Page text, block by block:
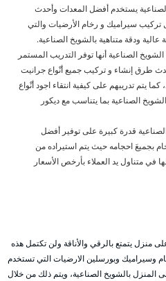
يستخدم أفضل المعدات وأحدث
تركيب سيراميك و رخام الأرضيات والتي
ودقة متناهية بالشويخ الصناعية.
الصناعية أنها توفر التدريب المستمر
طرق إنشاء و تركيب جميع أنْواع جرانيت
يتم تدريبهم على كيفية انتقاء اجود أنْواع
الصناعية بما يتناسب مع ديكور
قدرة كبيرة على توفير أفضل
بجميعَ احجامه حيث يتم استيراده من
في متناول يد العملاء بأرخص الأسعار
منزل يتمتع بالرقي والأناقة ولن تكتمل هذه
وسيراميك وبورسلين الارضيات التي تستخدم
المنزل بالشويخ الصناعية، ويتم ذلك من خلال